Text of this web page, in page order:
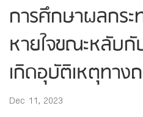
การศึกษาผลกร
หายใจขณะหลับกั
เกิดอุบัติเหตุทาง
Dec 11, 2023